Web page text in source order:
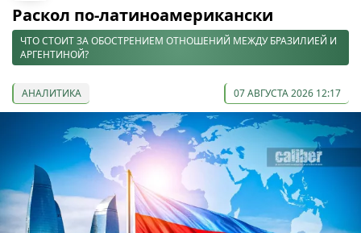
Раскол по-латиноамерикански
ЧТО СТОИТ ЗА ОБОСТРЕНИЕМ ОТНОШЕНИЙ МЕЖДУ БРАЗИЛИЕЙ И
АРГЕНТИНОЙ?
АНАЛИТИКА 07 АВГУСТА 2026 12:17